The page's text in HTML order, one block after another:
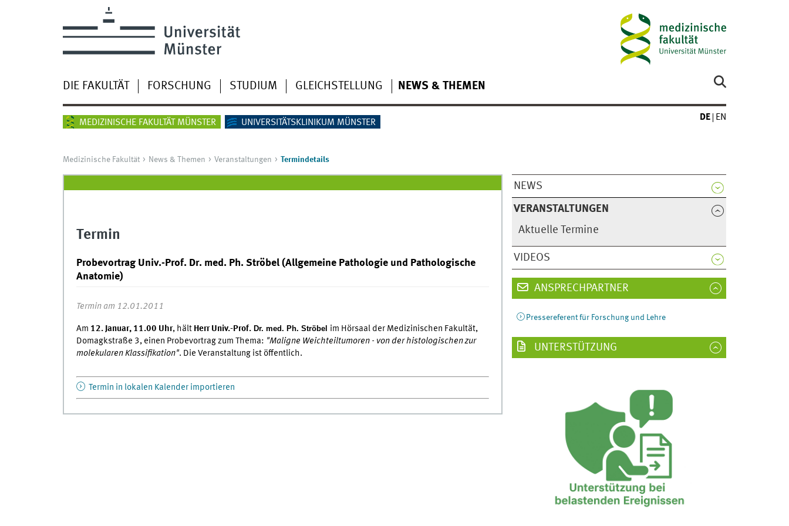
DIE FAKULTÄT FORSCHUNG STUDIUM GLEICHSTELLUNG NEWS & THEMEN
MEDIZINISCHE FAKULTÄT MÜNSTER UNIVERSITÄTSKLINIKUM MÜNSTER
DE EN
Medizinische Fakultät News & Themen Veranstaltungen Termindetails
NEWS
VERANSTALTUNGEN
Aktuelle Termine
VIDEOS
Termin
Probevortrag Univ.-Prof. Dr. med. Ph. Ströbel (Allgemeine Pathologie und Pathologische
Anatomie)
Termin am 12.01.2011
Am 12. Januar, 11.00 Uhr, hältHerr Univ.-Prof.Dr. med. Ph. Ströbel im Hörsaal der Medizinischen Fakultät,
Domagkstraße 3, einen Probevortrag zum Thema: "Maligne Weichteiltumoren - von der histologischen zur
molekularen Klassifikation". Die Veranstaltung ist öffentlich.
Termin in lokalen Kalender importieren
ANSPRECHPARTNER
Pressereferent für Forschung und Lehre
UNTERSTÜTZUNG